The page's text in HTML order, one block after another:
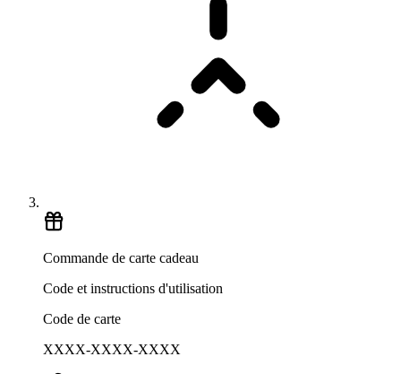
Commande de carte cadeau
Code et instructions d'utilisation
Code de carte
XXXX-XXXX-XXXX